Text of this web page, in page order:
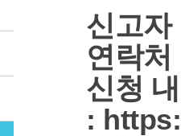
신고자
연락처
신청
: